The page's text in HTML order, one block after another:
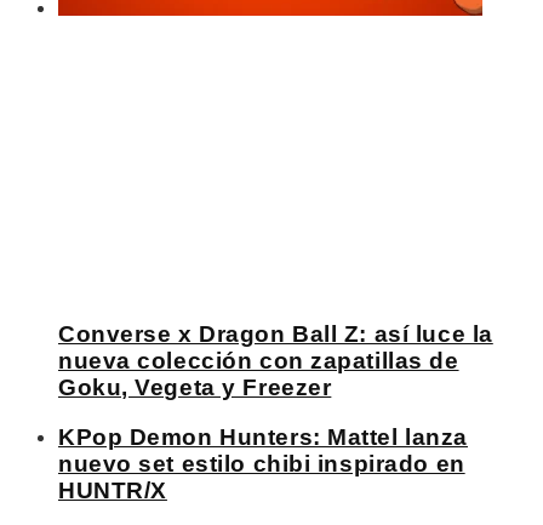
Converse x Dragon Ball Z: así luce la
nueva colección con zapatillas de
Goku, Vegeta y Freezer
KPop Demon Hunters: Mattel lanza
nuevo set estilo chibi inspirado en
HUNTR/X